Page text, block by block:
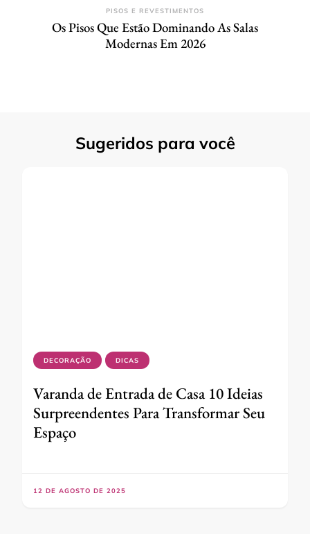
PISOS E REVESTIMENTOS
Os Pisos Que Estão Dominando As Salas
Modernas Em 2026
Sugeridos para você
DECORAÇÃO DICAS
Varanda de Entrada de Casa 10 Ideias
Surpreendentes Para Transformar Seu
Espaço
12 DE AGOSTO DE 2025